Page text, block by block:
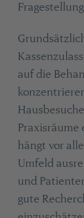
auf die
Praxisräume
hängt vor
Umfeld
und
gute